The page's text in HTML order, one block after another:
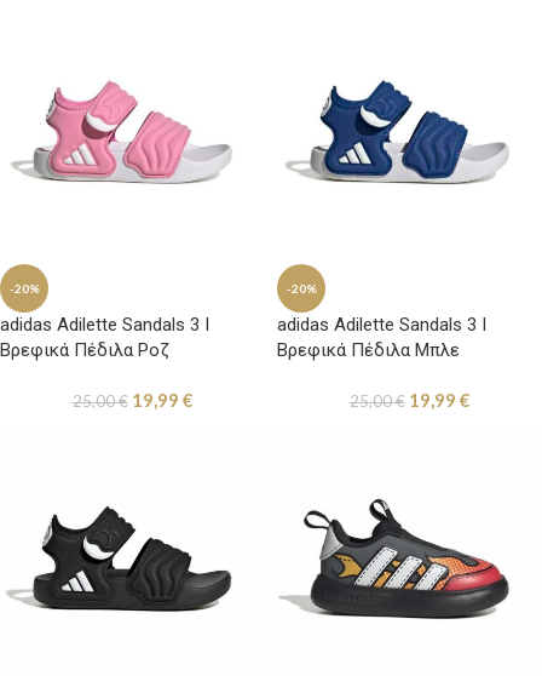
-20%
adidas Adilette Sandals 3 I
Βρεφικά Πέδιλα Ροζ
25,00€ 19,99 €
-20%
adidas Adilette Sandals 3 I
Βρεφικά Πέδιλα Μπλε
25,00€ 19,99 €